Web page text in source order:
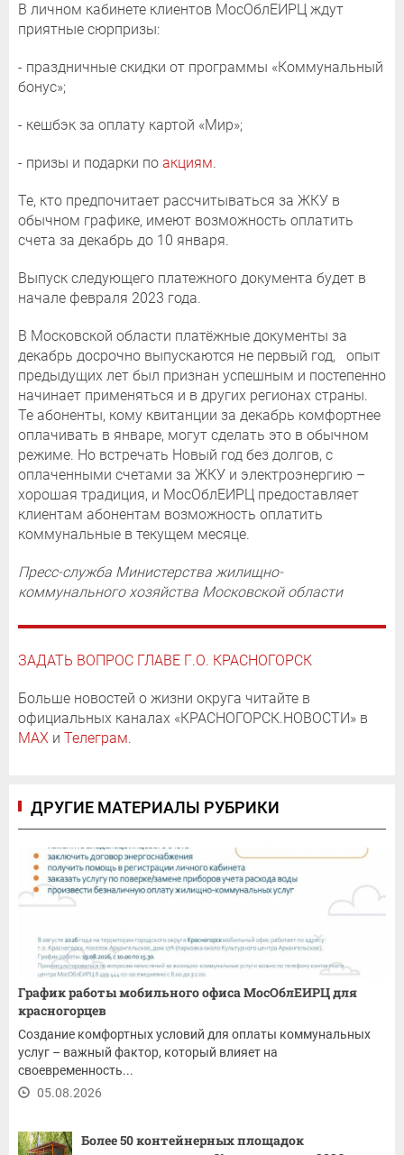
В личном кабинете клиентов МосОблЕИРЦ ждут
приятные сюрпризы:
- праздничные скидки от программы «Коммунальный
бонус»;
- кешбэк за оплату картой «Мир»;
- призы и подарки по акциям.
Те, кто предпочитает рассчитываться за ЖКУ в
обычном графике, имеют возможность оплатить
счета за декабрь до 10 января.
Выпуск следующего платежного документа будет в
начале февраля 2023 года.
В Московской области платёжные документы за
декабрь досрочно выпускаются не первый год, опыт
предыдущих лет был признан успешным и постепенно
начинает применяться и в других регионах страны.
Те абоненты, кому квитанции за декабрь комфортнее
оплачивать в январе, могут сделать это в обычном
режиме. Но встречать Новый год без долгов, с
оплаченными счетами за ЖКУ и электроэнергию –
хорошая традиция, и МосОблЕИРЦ предоставляет
клиентам абонентам возможность оплатить
коммунальные в текущем месяце.
Пресс-служба Министерства жилищно-
коммунального хозяйства Московской области
ЗАДАТЬ ВОПРОС ГЛАВЕ Г.О. КРАСНОГОРСК
Больше новостей о жизни округа читайте в
официальных каналах «КРАСНОГОРСК.НОВОСТИ» в
MAX и Телеграм.
ДРУГИЕ МАТЕРИАЛЫ РУБРИКИ
График работы мобильного офиса МосОблЕИРЦ для
красногорцев
Создание комфортных условий для оплаты коммунальных
услуг – важный фактор, который влияет на
своевременность...
05.08.2026
Более 50 контейнерных площадок